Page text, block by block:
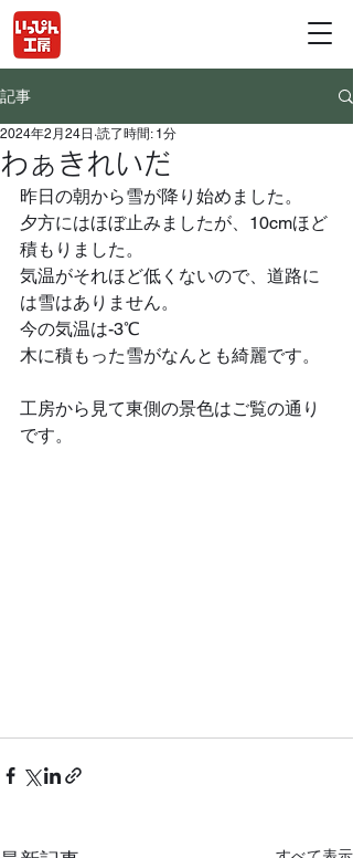
記事
わぁきれいだ
2024年2月24日 読了時間: 1分
昨日の朝から雪が降り始めました。
夕方にはほぼ止みましたが、10cmほど
積もりました。
気温がそれほど低くないので、道路に
は雪はありません。
今の気温は-3℃
木に積もった雪がなんとも綺麗です。
工房から見て東側の景色はご覧の通り
です。